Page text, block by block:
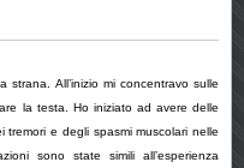
All’inizio mi concentravo sulle
la testa. Ho iniziato ad avere delle
e degli spasmi muscolari nelle
sono state simili all’esperienza